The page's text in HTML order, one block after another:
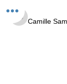
Camille Samain
Camille